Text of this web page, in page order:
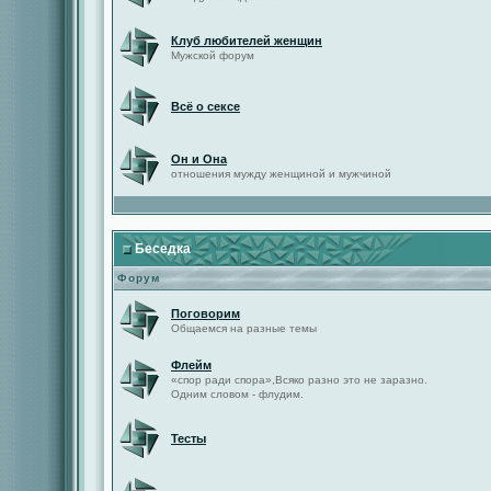
Клуб любителей женщин
Мужской форум
Всё о сексе
Он и Она
отношения мужду женщиной и мужчиной
Беседка
Форум
Поговорим
Общаемся на разные темы
Флейм
«спор ради спора»,Всяко разно это не заразно.
Одним словом - флудим.
Тесты